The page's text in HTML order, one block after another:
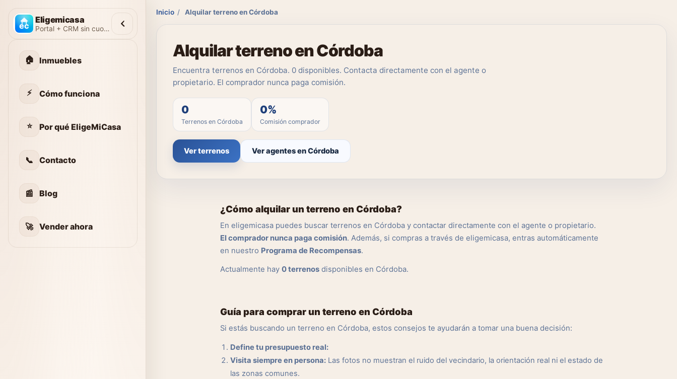
Eligemicasa
Portal + CRM sin cuotas
🏠 Inmuebles
⚡ Cómo funciona
⭐ Por qué EligeMiCasa
📞 Contacto
📰 Blog
🚀 Vender ahora
Inicio / Alquilar terreno en Córdoba
Alquilar terreno en Córdoba
Encuentra terrenos en Córdoba. 0 disponibles. Contacta directamente con el agente o
propietario. El comprador nunca paga comisión.
0
Terrenos en Córdoba
0%
Comisión comprador
Ver terrenos Ver agentes en Córdoba
¿Cómo alquilar un terreno en Córdoba?
En eligemicasa puedes buscar terrenos en Córdoba y contactar directamente con el agente o propietario.
El comprador nunca paga comisión. Además, si compras a través de eligemicasa, entras automáticamente
en nuestro Programa de Recompensas.
Actualmente hay 0 terrenos disponibles en Córdoba.
Guía para comprar un terreno en Córdoba
Si estás buscando un terreno en Córdoba, estos consejos te ayudarán a tomar una buena decisión:
Define tu presupuesto real:
Visita siempre en persona: Las fotos no muestran el ruido del vecindario, la orientación real ni el estado de
las zonas comunes.